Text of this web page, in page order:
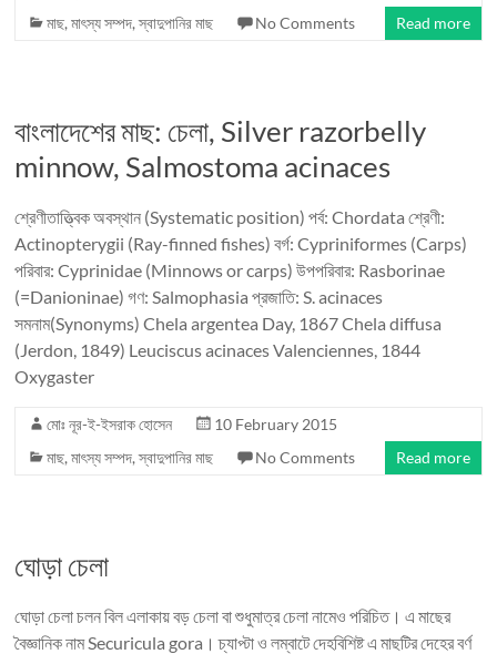
মাছ,মাৎস্য সম্পদ,স্বাদুপানির মাছ No Comments Read more
বাংলাদেশের মাছ: চেলা, Silver razorbelly
minnow, Salmostoma acinaces
শ্রেণীতাত্ত্বিক অবস্থান (Systematic position) পর্ব: Chordata শ্রেণী:
Actinopterygii (Ray-finned fishes) বর্গ: Cypriniformes (Carps)
পরিবার: Cyprinidae (Minnows or carps) উপপরিবার: Rasborinae
(=Danioninae) গণ: Salmophasia প্রজাতি: S. acinaces
সমনাম(Synonyms) Chela argentea Day, 1867 Chela diffusa
(Jerdon, 1849) Leuciscus acinaces Valenciennes, 1844
Oxygaster
মোঃ নূর-ই-ইসরাক হোসেন
10 February 2015
মাছ,মাৎস্য সম্পদ,স্বাদুপানির মাছ No Comments Read more
ঘোড়া চেলা
ঘোড়া চেলা চলন বিল এলাকায় বড় চেলা বা শুধুমাত্র চেলা নামেও পরিচিত। এ মাছের
বৈজ্ঞানিক নাম Securicula gora। চ্যাপ্টা ও লম্বাটে দেহবিশিষ্ট এ মাছটির দেহের বর্ণ